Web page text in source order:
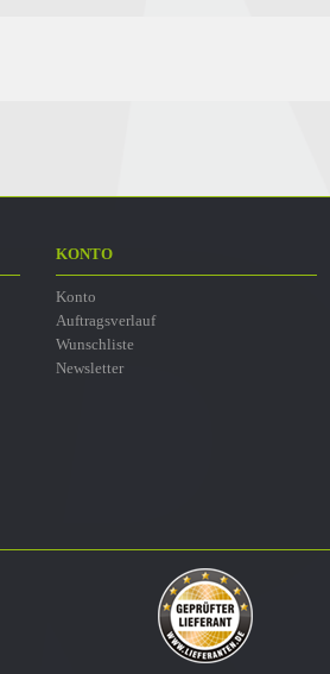
KONTO
Konto
Auftragsverlauf
Wunschliste
Newsletter